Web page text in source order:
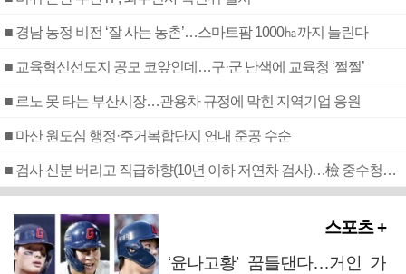
■ 경남 농정 비전 ‘잘 사는 농촌’…스마트팜 1000㏊까지 늘린다
■ 교육혁신선도지 공모 코앞인데…구·군 난색에 교육청 ‘쩔쩔’
■ 르노 못 타는 부산시장…관용차 규정에 막힌 지역기업 응원
■ 마산 원도심 행정·주거복합단지 연내 준공 수순
■ 검사 신분 버리고 직급하향(10년 이하 저연차 검사)…檢 중수청행 기피
스포츠 +
‘윤나고황’ 꿈틀댄다…거인 가